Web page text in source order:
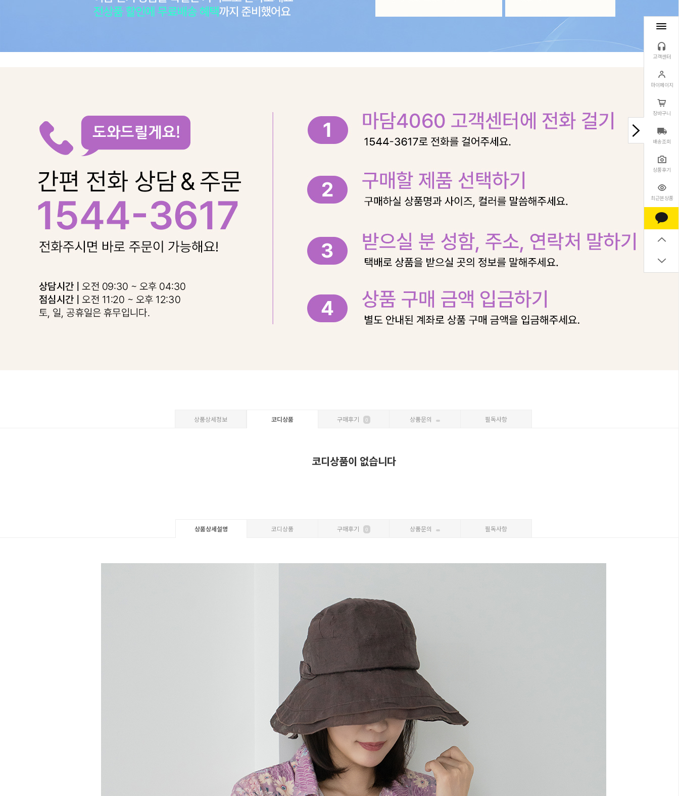
고객센터
마이페이지
장바구니
배송조회
상품후기
최근본상품
상품상세정보 코디상품 구매후기 0 상품문의 필독사항
코디상품이 없습니다
상품상세설명 코디상품 구매후기 0 상품문의 필독사항